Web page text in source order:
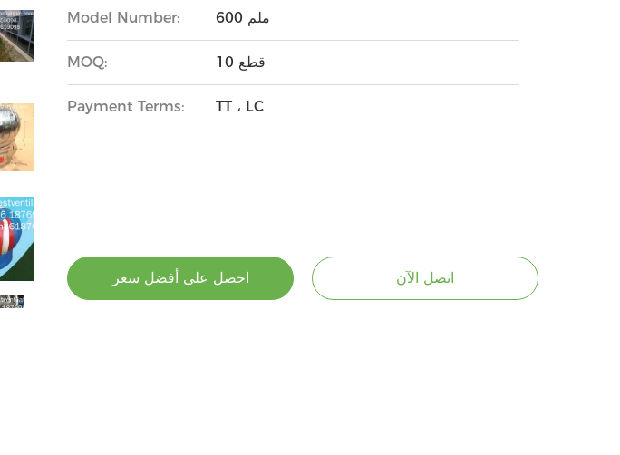
Model Number: 600 ملم
MOQ: 10 قطع
Payment Terms: TT ، LC
احصل على أفضل سعر اتصل الآن